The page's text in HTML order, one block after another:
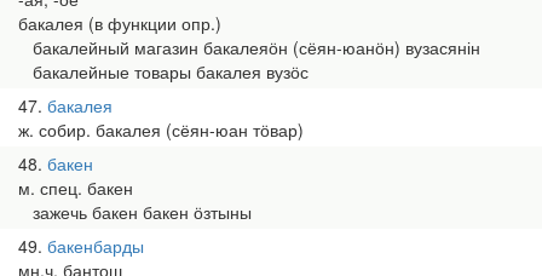
бакалея (в функции опр.)
бакалейный магазин бакалеяӧн (сёян-юанӧн) вузасянін
бакалейные товары бакалея вузӧс
47 бакалея
ж. собир. бакалея (сёян-юан тӧвар)
48 бакен
м. спец. бакен
зажечь бакен бакен ӧзтыны
49 бакенбарды
мн.ч. бантош